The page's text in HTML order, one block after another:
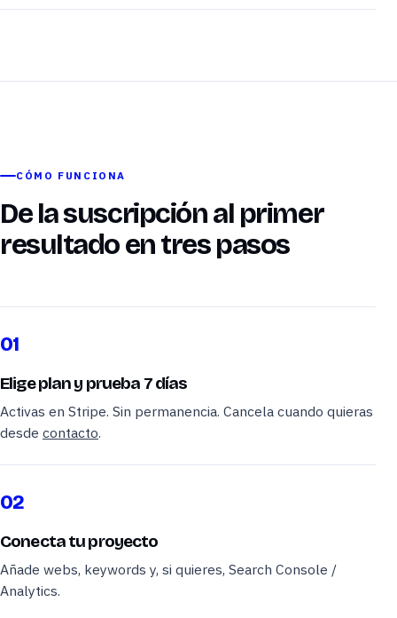
CÓMO FUNCIONA
De la suscripción al primer
resultado en tres pasos
01
Elige plan y prueba 7 días
Activas en Stripe. Sin permanencia. Cancela cuando quieras
desde contacto.
02
Conecta tu proyecto
Añade webs, keywords y, si quieres, Search Console /
Analytics.